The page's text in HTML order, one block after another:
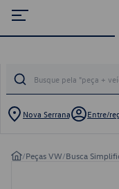
Nova Serrana Entre/
/Peças VW/Busca